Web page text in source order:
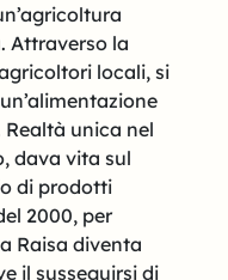
Attraverso la
locali, si
Realtà unica nel
dava vita sul
di prodotti
2000, per
Raisa diventa
il susseguirsi di